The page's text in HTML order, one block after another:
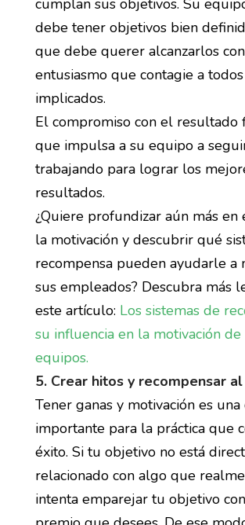
cumplan sus objetivos. Su
debe tener objetivos bien
que debe querer alcanzarlos
entusiasmo que contagie a
implicados.
El compromiso con el resultado
que impulsa a su equipo a
trabajando para lograr los
resultados.
¿Quiere profundizar aún más en
la motivación y descubrir qué
recompensa pueden ayudarle a
sus empleados? Descubra más
este artículo: Los sistemas de
su influencia en la motivación
equipos.
5. Crear hitos y recompensar
Tener ganas y motivación es una
importante para la práctica que
éxito. Si tu objetivo no está
relacionado con algo que
intenta emparejar tu objetivo